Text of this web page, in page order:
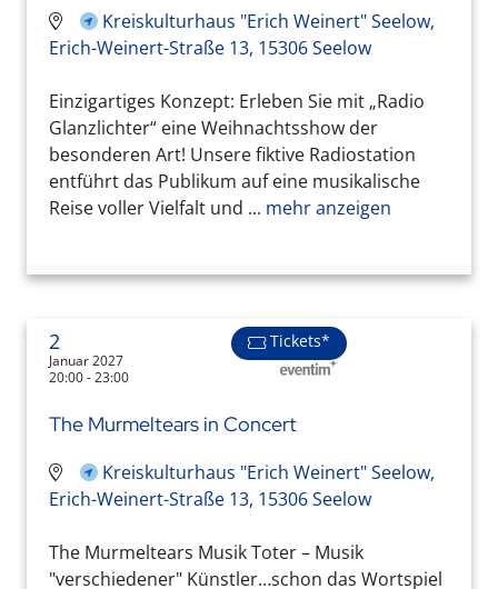
Kreiskulturhaus "Erich Weinert" Seelow,
Erich-Weinert-Straße 13, 15306 Seelow
Einzigartiges Konzept: Erleben Sie mit „Radio
Glanzlichter“ eine Weihnachtsshow der
besonderen Art! Unsere fiktive Radiostation
entführt das Publikum auf eine musikalische
Reise voller Vielfalt und ... mehr anzeigen
2
Januar 2027
20:00 - 23:00
Tickets*
The Murmeltears in Concert
Kreiskulturhaus "Erich Weinert" Seelow,
Erich-Weinert-Straße 13, 15306 Seelow
The Murmeltears Musik Toter – Musik
"verschiedener" Künstler…schon das Wortspiel